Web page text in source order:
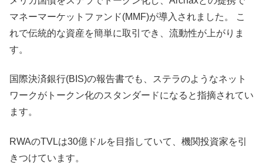
マネーマーケットファンド(MMF)が導入されました。 こ
れで伝統的な資産を簡単に取引でき、流動性が上がりま
す。
国際決済銀行(BIS)の報告書でも、ステラのようなネット
ワークがトークン化のスタンダードになると指摘されてい
ます。
RWAのTVLは30億ドルを目指していて、機関投資家を引
きつけています。